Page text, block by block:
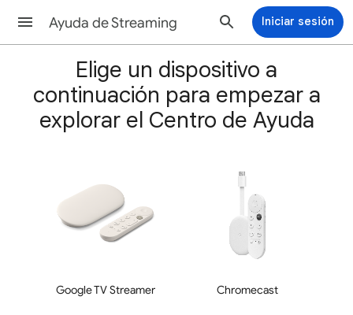
Ayuda de Streaming Iniciar sesión
Elige un dispositivo a
continuación para empezar a
explorar el Centro de Ayuda
Google TV Streamer Chromecast